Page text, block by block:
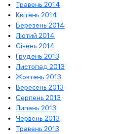
Травень 2014
Квітень 2014
Березень 2014
Лютий 2014
Січень 2014
Грудень 2013
Листопад 2013
Жовтень 2013
Вересень 2013
Серпень 2013
Липень 2013
Червень 2013
Травень 2013